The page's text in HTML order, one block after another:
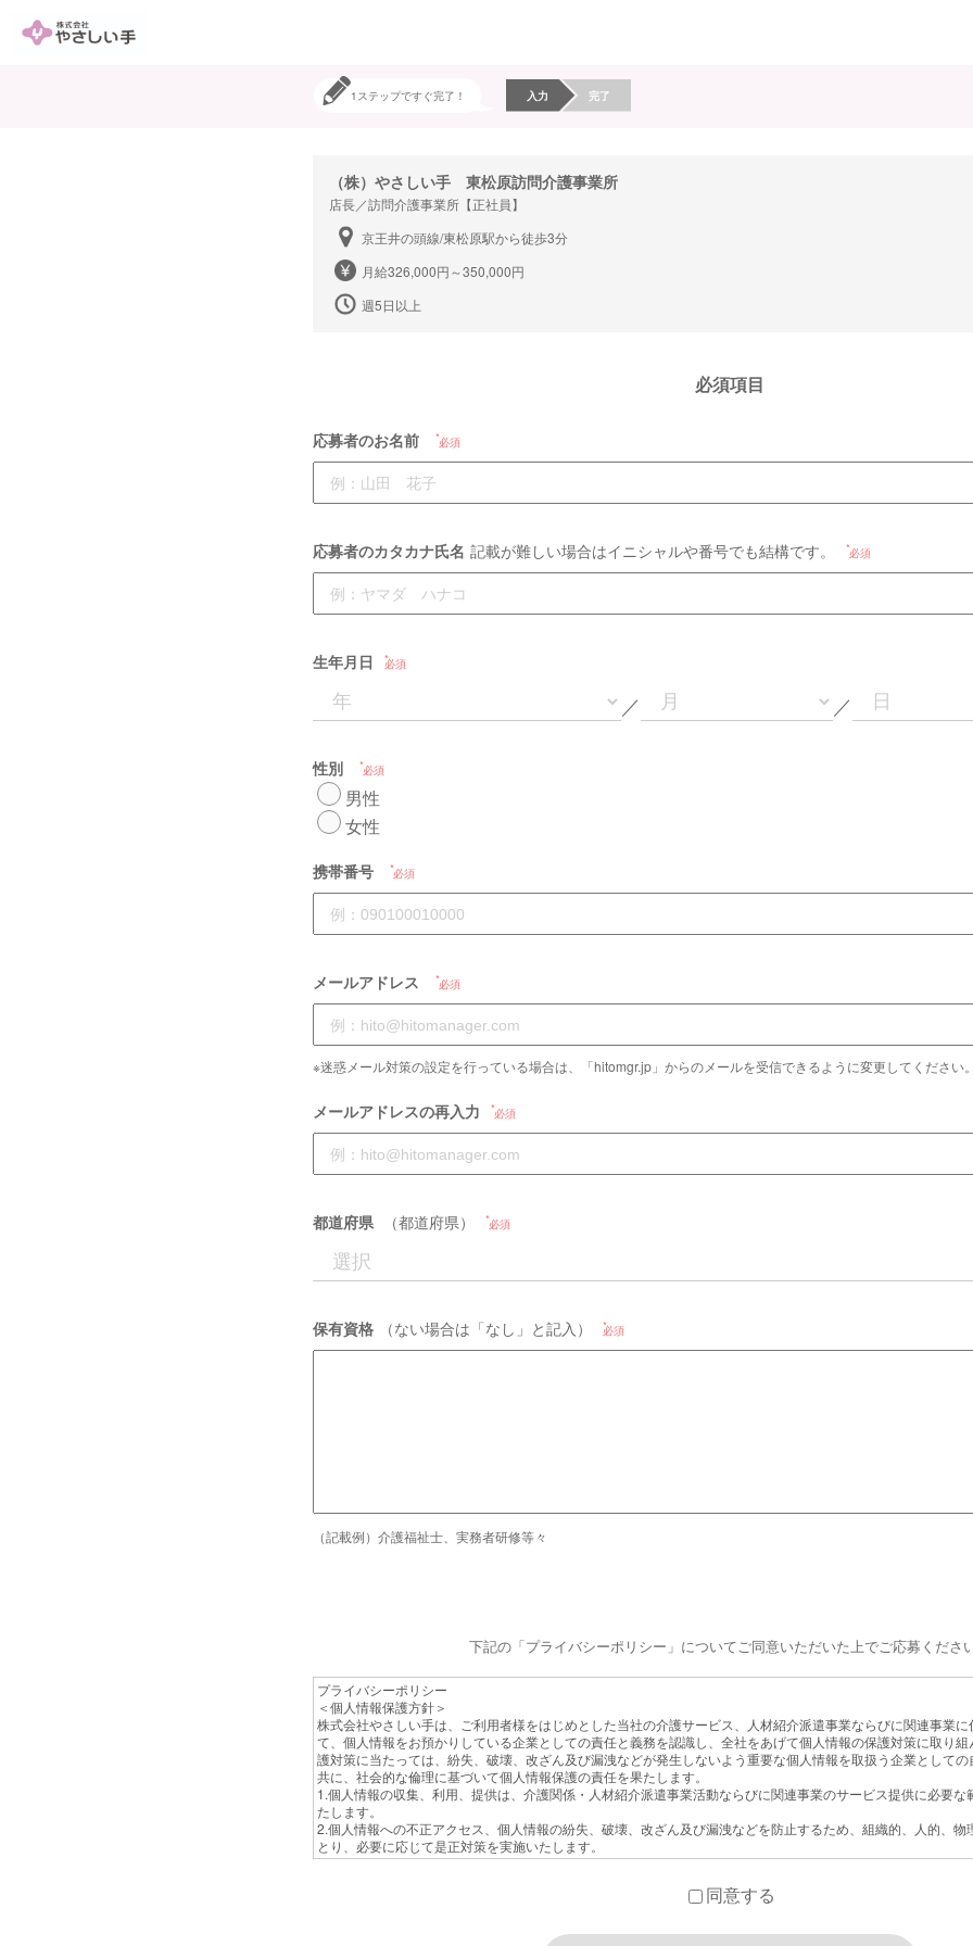
1ステップですぐ完了！ 入力 完了
（株）やさしい手 東松原訪問介護事業所
店長／訪問介護事業所【正社員】
京王井の頭線/東松原駅から徒歩3分
月給326,000円～350,000円
週5日以上
必須項目
応募者のお名前 必須
応募者のカタカナ氏名 記載が難しい場合はイニシャルや番号でも結構です。 必須
生年月日 必須
／ ／
性別 必須
男性
女性
携帯番号 必須
メールアドレス 必須
※迷惑メール対策の設定を行っている場合は、「hitomgr.jp」からのメールを受信できるように変更してください
メールアドレスの再入力 必須
都道府県 （都道府県） 必須
保有資格 （ない場合は「なし」と記入） 必須
（記載例）介護福祉士、実務者研修等々
下記の「プライバシーポリシー」についてご同意いただいた上でご応募くださ
プライバシーポリシー
＜個人情報保護方針＞
株式会社やさしい手は、ご利用者様をはじめとした当社の介護サービス、人材紹介派遣事業ならびに関連事業
て、個人情報をお預かりしている企業としての責任と義務を認識し、全社をあげて個人情報の保護対策に取り
護対策に当たっては、紛失、破壊、改ざん及び漏洩などが発生しないよう重要な個人情報を取扱う企業として
共に、社会的な倫理に基づいて個人情報保護の責任を果たします。
1.個人情報の収集、利用、提供は、介護関係・人材紹介派遣事業活動ならびに関連事業のサービス提供に必要
たします。
2.個人情報への不正アクセス、個人情報の紛失、破壊、改ざん及び漏洩などを防止するため、組織的、人的、
とり、必要に応じて是正対策を実施いたします。
3.個人情報に関する法令およびその他の規範を遵守いたします。
5.問い合わせに対応するための体制を整え、疑問・質問などには、誠意を持って対応いたします。
同意する